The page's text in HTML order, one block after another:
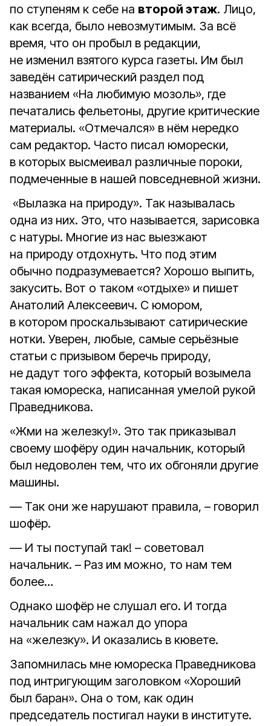
по ступеням к себе на второй этаж. Лицо,
как всегда, было невозмутимым. За всё
время, что он пробыл в редакции,
не изменил взятого курса газеты. Им был
заведён сатирический раздел под
названием «На любимую мозоль», где
печатались фельетоны, другие критические
материалы. «Отмечался» в нём нередко
сам редактор. Часто писал юморески,
в которых высмеивал различные пороки,
подмеченные в нашей повседневной жизни.
«Вылазка на природу». Так называлась
одна из них. Это, что называется, зарисовка
с натуры. Многие из нас выезжают
на природу отдохнуть. Что под этим
обычно подразумевается? Хорошо выпить,
закусить. Вот о таком «отдыхе» и пишет
Анатолий Алексеевич. С юмором,
в котором проскальзывают сатирические
нотки. Уверен, любые, самые серьёзные
статьи с призывом беречь природу,
не дадут того эффекта, который возымела
такая юмореска, написанная умелой рукой
Праведникова.
«Жми на железку!». Это так приказывал
своему шофёру один начальник, который
был недоволен тем, что их обгоняли другие
машины.
— Так они же нарушают правила, – говорил
шофёр.
— И ты поступай так! – советовал
начальник. – Раз им можно, то нам тем
более…
Однако шофёр не слушал его. И тогда
начальник сам нажал до упора
на «железку». И оказались в кювете.
Запомнилась мне юмореска Праведникова
под интригующим заголовком «Хороший
был баран». Она о том, как один
председатель постигал науки в институте.